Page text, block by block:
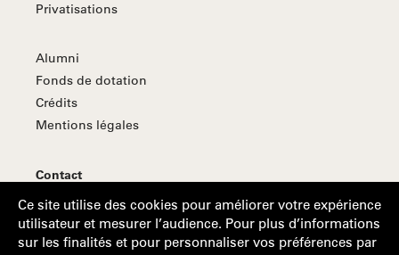
Privatisations
Alumni
Fonds de dotation
Crédits
Mentions légales
Contact
S'abonner à la Lettre d'information
Ce site utilise des cookies pour améliorer votre expérience
utilisateur et mesurer l’audience. Pour plus d’informations
sur les finalités et pour personnaliser vos préférences par